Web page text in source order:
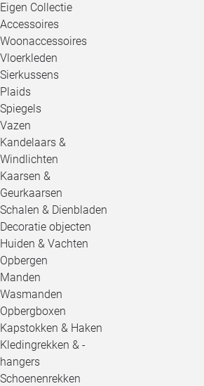
Eigen Collectie
Accessoires
Woonaccessoires
Vloerkleden
Sierkussens
Plaids
Spiegels
Vazen
Kandelaars &
Windlichten
Kaarsen &
Geurkaarsen
Schalen & Dienbladen
Decoratie objecten
Huiden & Vachten
Opbergen
Manden
Wasmanden
Opbergboxen
Kapstokken & Haken
Kledingrekken & -
hangers
Schoenenrekken